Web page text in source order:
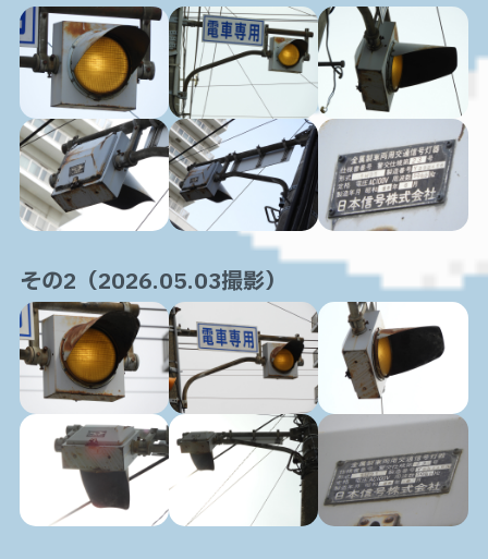
その2（2026.05.03撮影）